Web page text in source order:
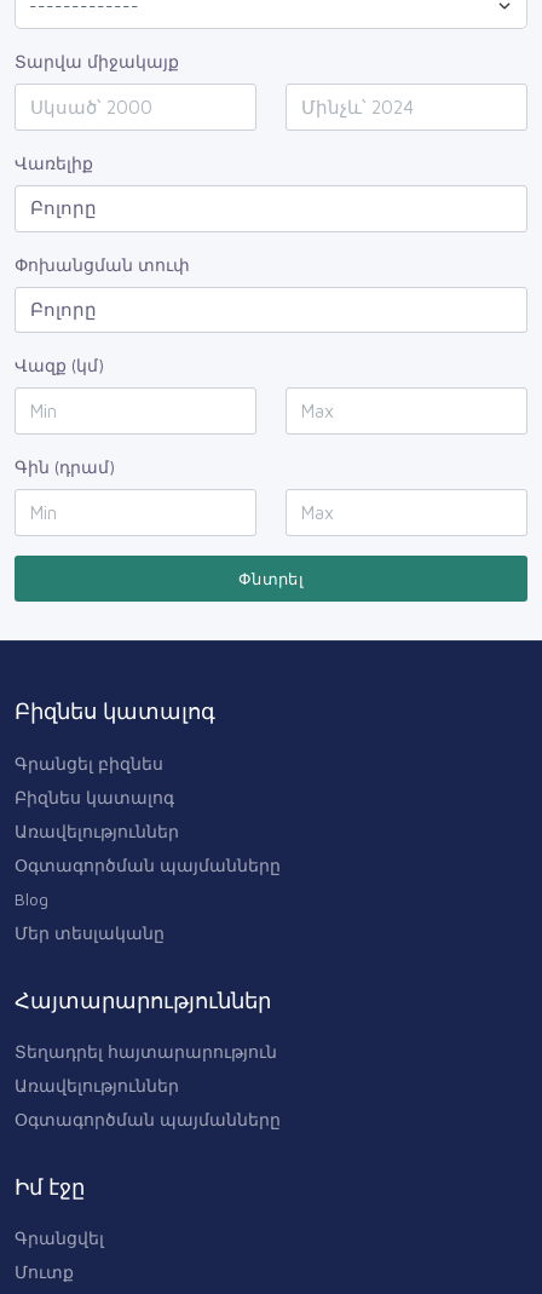
Տարվա միջակայք
Վառելիք
Փոխանցման տուփ
Վազք (կմ)
Գին (դրամ)
Փնտրել
Բիզնես կատալոգ
Գրանցել բիզնես
Բիզնես կատալոգ
Առավելություններ
Օգտագործման պայմանները
Blog
Մեր տեսլականը
Հայտարարություններ
Տեղադրել հայտարարություն
Առավելություններ
Օգտագործման պայմանները
Իմ էջը
Գրանցվել
Մուտք